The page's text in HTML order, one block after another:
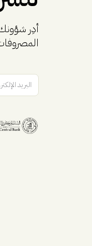
أدِر
البريد